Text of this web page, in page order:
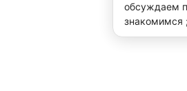
обсуждаем
знакомимся